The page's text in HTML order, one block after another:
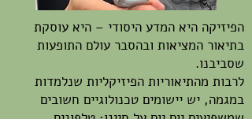
הפיזיקה היא המדע היסודי – היא עוסקת
בתיאור המציאות ובהסבר עולם התופעות
שסביבנו.
לרבות מהתיאוריות הפיזיקליות שנלמדות
במגמה, יש יישומים טכנולוגיים חשובים